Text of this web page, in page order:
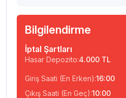
Bilgilendirme
İptal Şartları
Hasar Depozito:4.000 TL
Giriş Saati (En Erken):16:00
Çıkış Saati (En Geç):10:00